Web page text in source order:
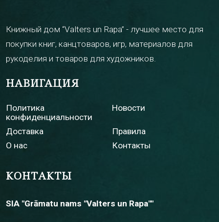
Книжный дом “Valters un Rapa” - лучшее место для
покупки книг, канцтоваров, игр, материалов для
рукоделия и товаров для художников.
НАВИГАЦИЯ
Политика
конфиденциальности
Новости
Доставка
Правила
О нас
Контакты
КОНТАКТЫ
SIA "Grāmatu nams "Valters un Rapa""